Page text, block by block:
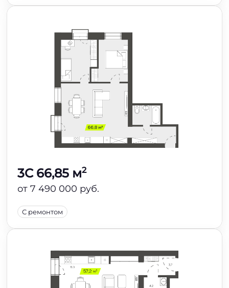
3C 66,85 м2
от 7 490 000 руб.
С ремонтом